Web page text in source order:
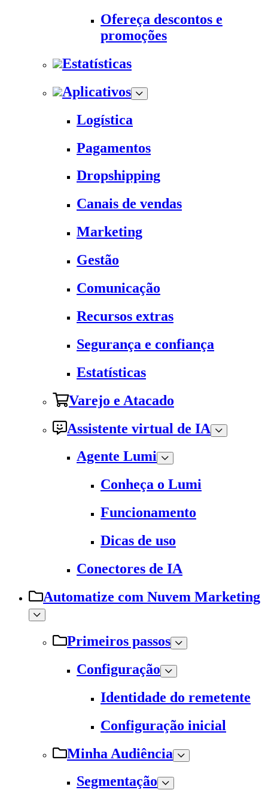
Ofereça descontos e
promoções
Estatísticas
Aplicativos
Logística
Pagamentos
Dropshipping
Canais de vendas
Marketing
Gestão
Comunicação
Recursos extras
Segurança e confiança
Estatísticas
Varejo e Atacado
Assistente virtual de IA
Agente Lumi
Conheça o Lumi
Funcionamento
Dicas de uso
Conectores de IA
Automatize com Nuvem Marketing
Primeiros passos
Configuração
Identidade do remetente
Configuração inicial
Minha Audiência
Segmentação